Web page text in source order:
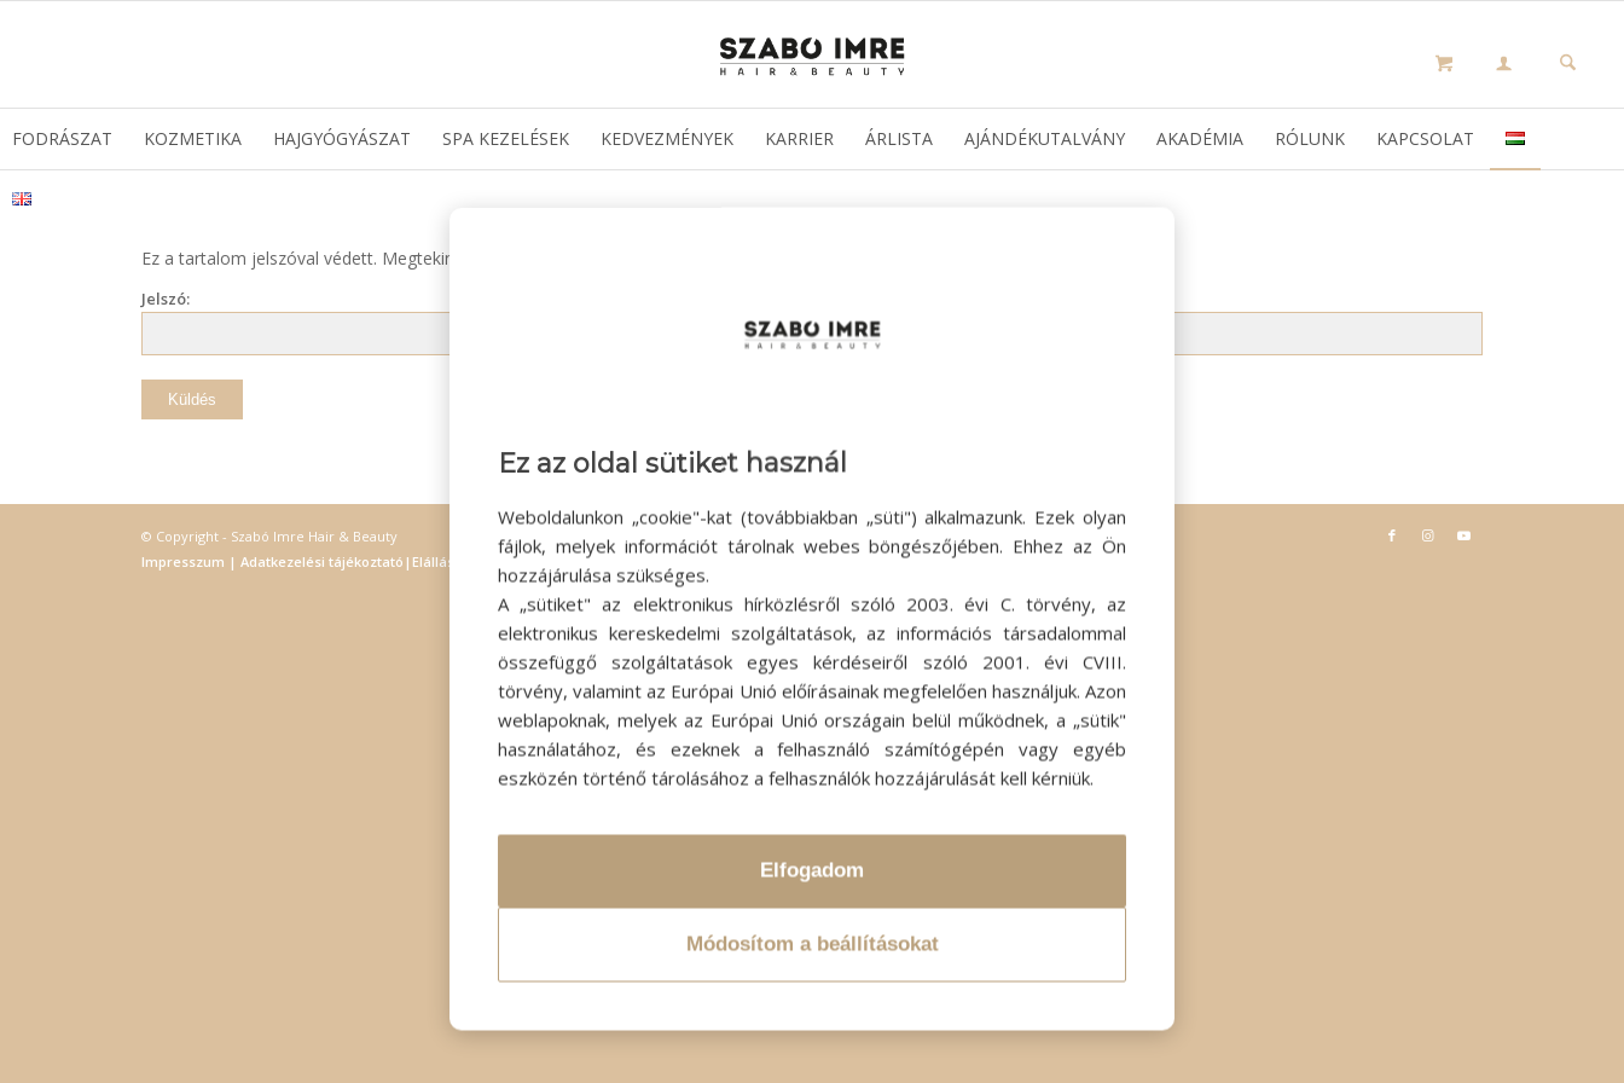
FODRÁSZAT KOZMETIKA HAJGYÓGYÁSZAT SPA KEZELÉSEK KEDVEZMÉNYEK KARRIER ÁRLISTA AJÁNDÉKUTALVÁNY AKADÉMIA RÓLUNK KAPCSOLAT
Ez a tartalom jelszóval védett. Megtekintéséhez meg kell adni a jelszót:
Jelszó:
© Copyright - Szabó Imre Hair & Beauty
Impresszum | Adatkezelési tájékoztató | Elállás
Ez az oldal sütiket használ
Weboldalunkon „cookie"-kat (továbbiakban „süti") alkalmazunk. Ezek olyan
fájlok, melyek információt tárolnak webes böngészőjében. Ehhez az Ön
hozzájárulása szükséges.
A „sütiket" az elektronikus hírközlésről szóló 2003. évi C. törvény, az
elektronikus kereskedelmi szolgáltatások, az információs társadalommal
összefüggő szolgáltatások egyes kérdéseiről szóló 2001. évi CVIII.
törvény, valamint az Európai Unió előírásainak megfelelően használjuk. Azon
weblapoknak, melyek az Európai Unió országain belül működnek, a „sütik"
használatához, és ezeknek a felhasználó számítógépén vagy egyéb
eszközén történő tárolásához a felhasználók hozzájárulását kell kérniük.
Elfogadom
Módosítom a beállításokat